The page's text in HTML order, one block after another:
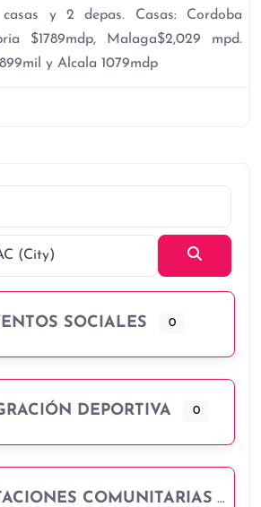
SOCIALES 0
DEPORTIVA 0
COMUNITARIAS
y 2 depas. Casas: Cordoba
$1789mdp, Malaga$2,029 mpd.
y Alcala 1079mdp